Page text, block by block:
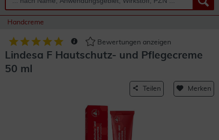
Handcreme
Bewertungen anzeigen
Lindesa F Hautschutz- und Pflegecreme
50 ml
Teilen Merken